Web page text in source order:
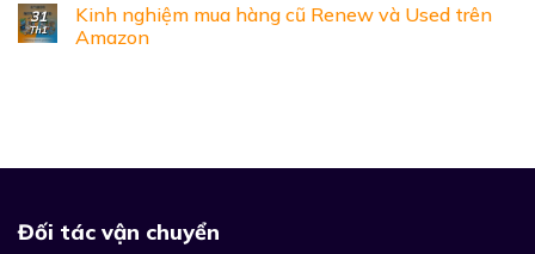
31
Th1
Kinh nghiệm mua hàng cũ Renew và Used trên
Amazon
Đối tác vận chuyển